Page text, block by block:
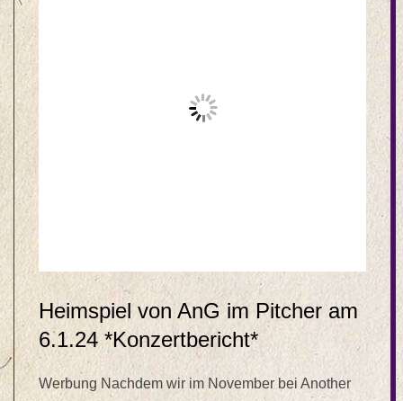
Heimspiel von AnG im Pitcher am
6.1.24 *Konzertbericht*
Werbung Nachdem wir im November bei Another